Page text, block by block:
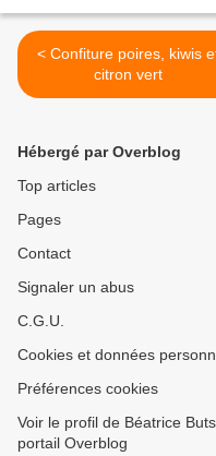
< Confiture poires, kiwis et
citron vert
Hébergé par Overblog
Top articles
Pages
Contact
Signaler un abus
C.G.U.
Cookies et données
Préférences cookies
Voir le profil de Béatrice
portail Overblog